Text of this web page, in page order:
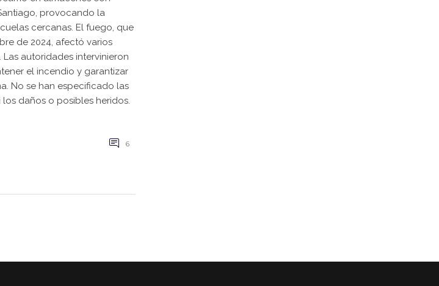
provocando la
cercanas. El fuego, que
de 2024, afectó varios
autoridades intervinieron
el incendio y garantizar
No se han especificado las
daños o posibles heridos.
6